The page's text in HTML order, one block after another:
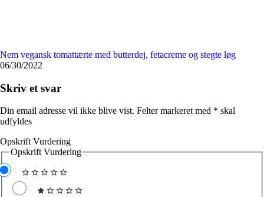
Nem vegansk tomattærte med butterdej, fetacreme og stegte løg
06/30/2022
Skriv et svar
Din email adresse vil ikke blive vist. Felter markeret med * skal
udfyldes
Opskrift Vurdering
Opskrift Vurdering